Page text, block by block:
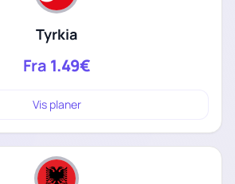
Tyrkia
Fra 1.49€
Vis planer